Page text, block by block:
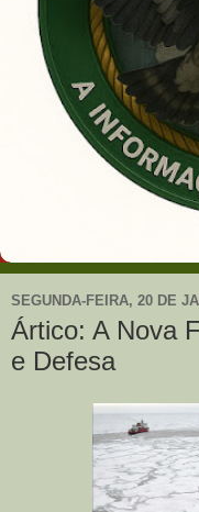
SEGUNDA-FEIRA, 20 DE
Ártico: A Nova
e Defesa